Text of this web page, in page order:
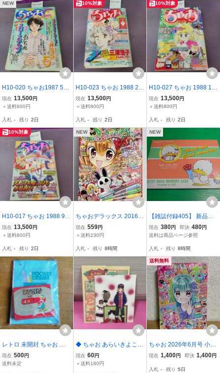
NEW
H10-020 ちゃお1987 5月
号 あだち充 スローステッ
プ 付録なし。ヨレ 汚れ
み有り。
現在 13,500円
＋送料800円
入札 - 残り 2日
10%対象
H10-023 ちゃお 1988 2
新連載 からふるシャワー
付録なし。ヨレ、汚れ、
現在 13,500円
＋送料800円
入札 - 残り 2日
10%対象
H10-027 ちゃお 1988 12
新連載 バナナも夢みる…
付録なし。ヨレ 汚れあり
現在 13,500円
＋送料800円
入札 - 残り 2日
10%対象
H10-017 ちゃお 1988 9
付録なし 新連載 チョコレ
イトコネクション ヨレ 折
現在 13,500円
＋送料800円
入札 - 残り 2日
NEW
ちゃおデラックス 2016年
5月号 12歳。番外編巻頭
カラー/まいた菜穂【K262
現在 559円
＋送料230円
入札 - 残り 8時間
NEW
【雑誌付録405】 新品・
未使用・非売品 ちゃお 平
成3年3月号付録 『PUTS
ク）のMEMORY CASE』
送料：210円
現在 380円 即決 480円
送料は商品ページ参照
入札 - 残り 8時間
レトロ 未開封 ちゃお 昭
和55年5月号 付録 ポケッ
トドリーム ノート 池田さ
現在 500円
送料未定
◆ ちゃお あらいきよこ
生プリント ブロマイド
現在 60円
＋送料180円
送料無料
ちゃお 2026年6月号 小学
館 付録付き
現在 1,400円 即決 1,400円
入札 - 残り 5日